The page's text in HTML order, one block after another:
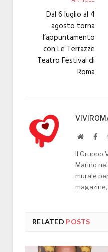
Dal 6 luglio al 4
agosto torna
l’appuntamento
con Le Terrazze
Teatro Festival di
Roma
Website
Il Gruppo
Marino
murale
RELATED POSTS